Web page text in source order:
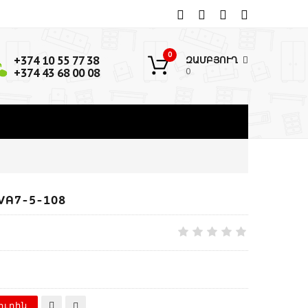
+374 10 55 77 38
+374 43 68 00 08
0 ԶԱՄԲՅՈՒՂ
0
5-108